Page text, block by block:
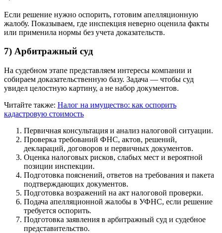
Если решение нужно оспорить, готовим апелляционную
жалобу. Показываем, где инспекция неверно оценила факты
или применила нормы без учета доказательств.
7) Арбитражный суд
На судебном этапе представляем интересы компании и
собираем доказательственную базу. Задача — чтобы суд
увидел целостную картину, а не набор документов.
Читайте также: Налог на имущество: как оспорить
кадастровую стоимость
Первичная консультация и анализ налоговой ситуации.
Проверка требований ФНС, актов, решений,
деклараций, договоров и первичных документов.
Оценка налоговых рисков, слабых мест и вероятной
позиции инспекции.
Подготовка пояснений, ответов на требования и пакета
подтверждающих документов.
Подготовка возражений на акт налоговой проверки.
Подача апелляционной жалобы в УФНС, если решение
требуется оспорить.
Подготовка заявления в арбитражный суд и судебное
представительство.